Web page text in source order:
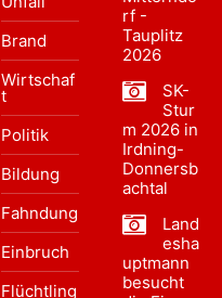
Brand
Wirtschaf
t
Politik
Bildung
Fahndung
Einbruch
Flüchtling
rf -
Tauplitz
2026
SK-
Stur
m 2026 in
Irdning-
Donnersb
achtal
Land
esha
uptmann
besucht